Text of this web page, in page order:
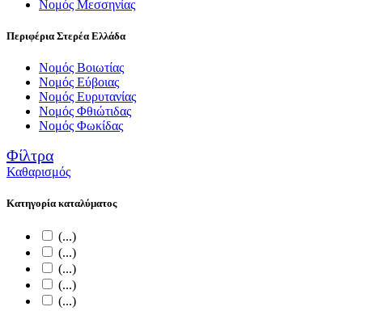
Νομός Μεσσηνίας
Περιφέρια Στερέα Ελλάδα
Νομός Βοιωτίας
Νομός Εύβοιας
Νομός Ευρυτανίας
Νομός Φθιώτιδας
Νομός Φωκίδας
Φίλτρα
Καθαρισμός
Κατηγορία καταλύματος
(...)
(...)
(...)
(...)
(...)